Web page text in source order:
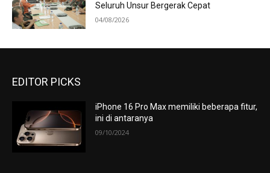
Seluruh Unsur Bergerak Cepat
04/08/2026
EDITOR PICKS
iPhone 16 Pro Max memiliki beberapa fitur,
ini di antaranya
09/10/2024